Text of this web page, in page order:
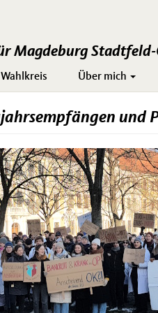
Magdeburg
Über mich
und